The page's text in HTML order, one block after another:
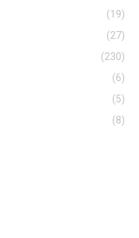
(19)
(27)
(230)
(6)
(5)
(8)